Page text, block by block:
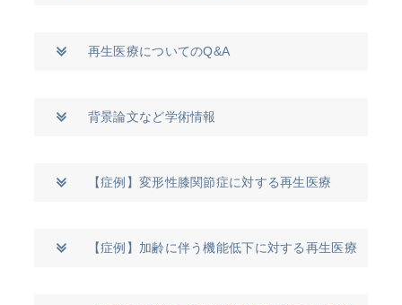
再生医療についてのQ&A
背景論文など学術情報
【症例】変形性膝関節症に対する再生医療
【症例】加齢に伴う機能低下に対する再生医療